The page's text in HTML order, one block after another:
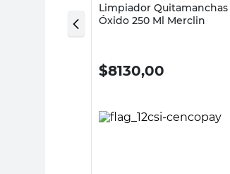
Limpiador Quitamanchas
Óxido 250 Ml Merclin
$8130,00